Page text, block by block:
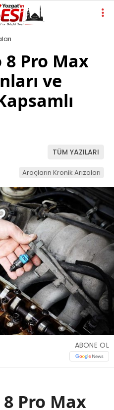
8 Pro Max
ve
TÜM YAZILARI
Araçların Kronik Arızaları
ABONE OL
Pro Max